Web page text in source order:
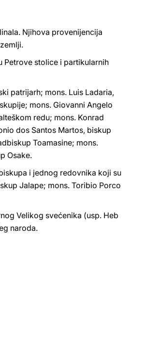
Njihova provenijencija
Petrove stolice i partikularnih
patrijarh; mons. Luis Ladaria,
mons. Giovanni Angelo
redu; mons. Konrad
dos Santos Martos, biskup
Toamasine; mons.
Osake.
i jednog redovnika koji su
Jalape; mons. Toribio Porco
Velikog svećenika (usp. Heb
naroda.